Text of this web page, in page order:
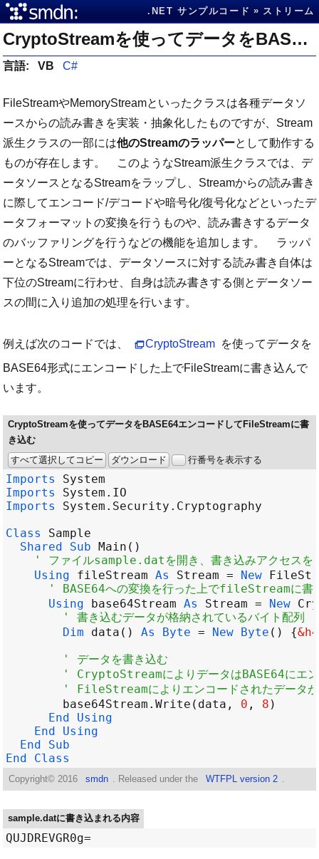
.NET サンプルコード ストリーム
CryptoStreamを使ってデータをBASE64エンコードしてFileStreamに書き込む
言語: VB C#
FileStreamやMemoryStreamといったクラスは各種データソ
ースからの読み書きを実装・抽象化したものですが、Stream
派生クラスの一部には他のStreamのラッパーとして動作する
ものが存在します。 このようなStream派生クラスでは、デ
ータソースとなるStreamをラップし、Streamからの読み書き
に際してエンコード/デコードや暗号化/復号化などといったデ
ータフォーマットの変換を行うものや、読み書きするデータ
のバッファリングを行うなどの機能を追加します。 ラッパ
ーとなるStreamでは、データソースに対する読み書き自体は
下位のStreamに行わせ、自身は読み書きする側とデータソー
スの間に入り追加の処理を行います。
例えば次のコードでは、 CryptoStream を使ってデータを
BASE64形式にエンコードした上でFileStreamに書き込んで
います。
CryptoStreamを使ってデータをBASE64エンコードしてFileStreamに書
き込む
すべて選択してコピー
ダウンロード 行番号を表示する
Imports
System
Imports
System . IO
Imports
System . Security . Cryptography
Class
Sample
Shared
Sub Main
' ファイルsample.datを開き、書き込みアクセス
Using
fileStream As Stream = New
' BASE64への変換を行った上でfileStreamに書
Using
base64Stream As Stream = New
' 書き込むデータが格納されているバイト配列
Dim
data () As Byte = New Byte () {
' データを書き込む
' CryptoStreamによりデータはBASE64にエン
' FileStreamによりエンコードされたデータが
base64Stream . Write ( data , 0 , 8
End
Using
End
Using
End
Sub
End
Class
Copyright© 2016 smdn . Released under the WTFPL version 2 .
sample.datに書き込まれる内容